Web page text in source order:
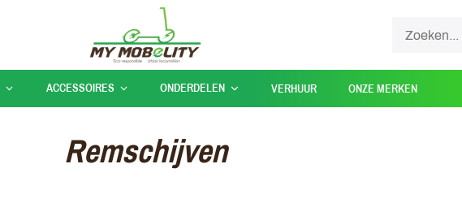
ACCESSOIRES ONDERDELEN VERHUUR ONZE MERKEN
Remschijven